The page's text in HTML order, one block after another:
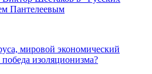
Пантелеевым
мировой экономический
изоляционизма?